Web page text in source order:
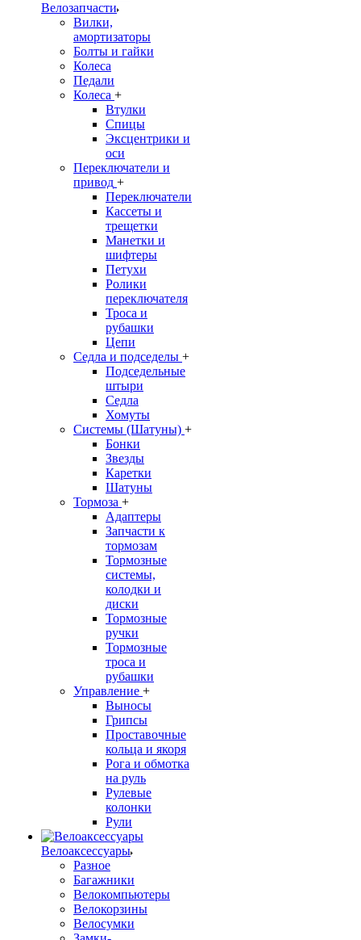
Велозапчасти
Вилки,
амортизаторы
Болты и гайки
Колеса
Педали
Колеса +
Втулки
Спицы
Эксцентрики и
оси
Переключатели и
привод +
Переключатели
Кассеты и
трещетки
Манетки и
шифтеры
Петухи
Ролики
переключателя
Троса и
рубашки
Цепи
Седла и подседелы +
Подседельные
штыри
Седла
Хомуты
Системы (Шатуны) +
Бонки
Звезды
Каретки
Шатуны
Тормоза +
Адаптеры
Запчасти к
тормозам
Тормозные
системы,
колодки и
диски
Тормозные
ручки
Тормозные
троса и
рубашки
Управление +
Выносы
Грипсы
Проставочные
кольца и якоря
Рога и обмотка
на руль
Рулевые
колонки
Рули
Велоаксессуары
Разное
Багажники
Велокомпьютеры
Велокорзины
Велосумки